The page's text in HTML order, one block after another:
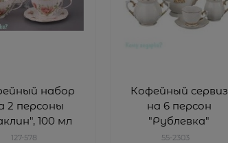
набор
2 персоны
100 мл
127-578
Кофейный сервиз
на 6 персон
"Рублевка"
55-2303